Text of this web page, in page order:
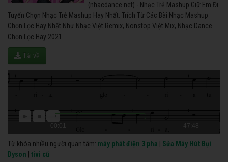
(nhacdance.net) - Nhạc Trẻ Mashup Giữ Em Đi
Tuyển Chọn Nhạc Trẻ Mashup Hay Nhất. Trích Từ Các Bài Nhạc Mashup
Chọn Lọc Hay Nhất Như Nhạc Việt Remix, Nonstop Việt Mix, Nhạc Dance
Chọn Lọc Hay 2021.
Tải về
00:01 47:48
Từ khóa nhiều người quan tâm: máy phát điện 3 pha
Sửa Máy Hút Bụi
Dyson
tivi cũ